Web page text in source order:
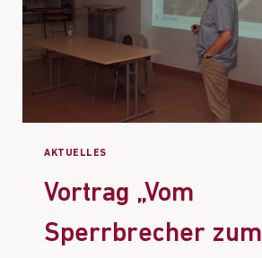
AKTUELLES
Vortrag „Vom
Sperrbrecher zum